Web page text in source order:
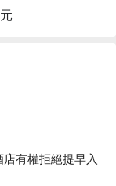
有權拒絕提早入